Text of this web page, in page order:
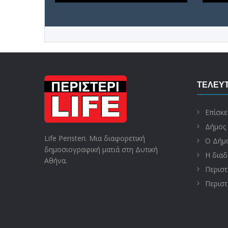
Life Peristeri. Μια διαφορετική
δημοσιογραφική ματιά στη Δυτική
Αθήνα.
Δήμος
Ο
Η